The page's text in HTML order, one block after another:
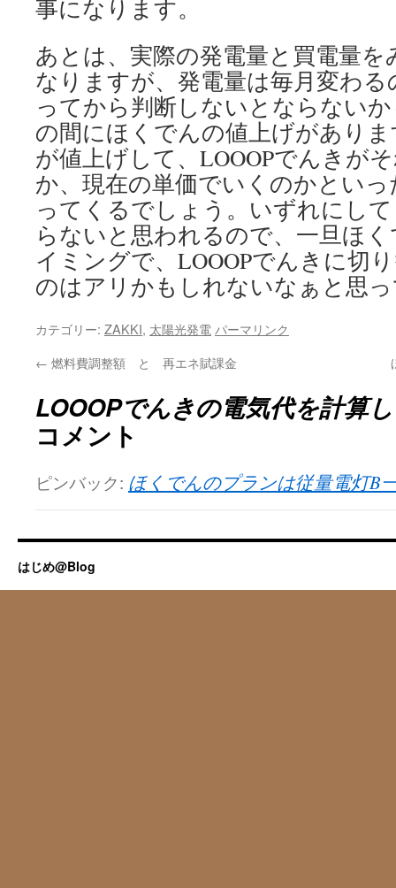
事になります。
あとは、実際の発電量と買電量
なりますが、発電量は毎月変わ
ってから判断しないとならない
の間にほくでんの値上げがあり
が値上げして、LOOOPでんきが
か、現在の単価でいくのかとい
ってくるでしょう。いずれにし
らないと思われるので、一旦ほ
イミングで、LOOOPでんきに切
のはアリかもしれないなぁと思
カテゴリー: ZAKKI, 太陽光発電 パーマリンク
← 燃料費調整額 と 再エネ賦課金
LOOOPでんきの電気代を計算
コメント
ピンバック: ほくでんのプランは従量電灯B
はじめ@Blog